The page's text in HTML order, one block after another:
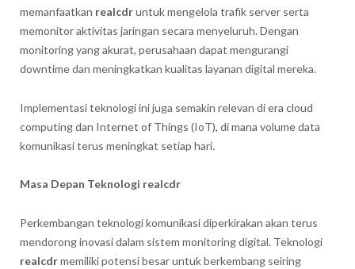
memanfaatkan realcdruntuk mengelola trafik server serta
memonitor aktivitas jaringan secara menyeluruh. Dengan
monitoring yang akurat, perusahaan dapat mengurangi
downtime dan meningkatkan kualitas layanan digital mereka.
Implementasi teknologi ini juga semakin relevan di era cloud
computing dan Internet of Things (IoT), di mana volume data
komunikasi terus meningkat setiap hari.
Masa Depan Teknologi realcdr
Perkembangan teknologi komunikasi diperkirakan akan terus
mendorong inovasi dalam sistem monitoring digital. Teknologi
realcdrmemiliki potensi besar untuk berkembang seiring